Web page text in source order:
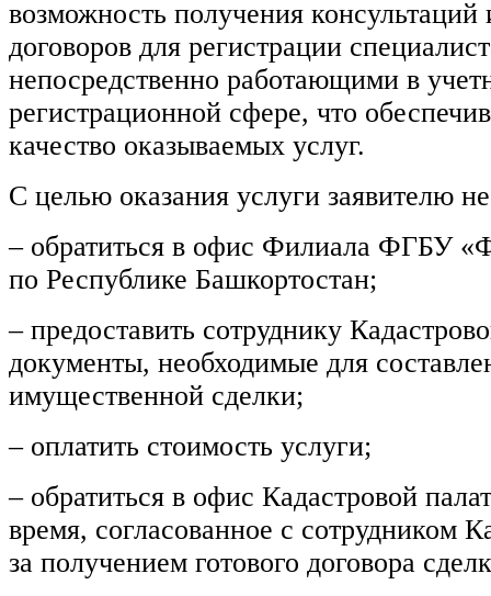
возможность получения консультаций
договоров для регистрации
непосредственно работающими в
регистрационной сфере, что
качество оказываемых услуг.
С целью оказания услуги заявителю
– обратиться в офис Филиала ФГБУ
по Республике Башкортостан;
– предоставить сотруднику
документы, необходимые для
имущественной сделки;
– оплатить стоимость услуги;
– обратиться в офис Кадастровой
время, согласованное с сотрудником
за получением готового договора